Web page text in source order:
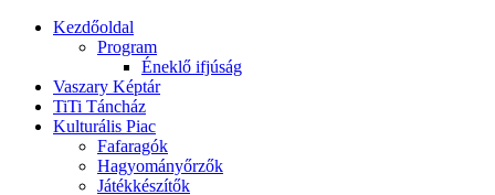
Kezdőoldal
Program
Éneklő ifjúság
Vaszary Képtár
TiTi Táncház
Kulturális Piac
Fafaragók
Hagyományőrzők
Játékkészítők